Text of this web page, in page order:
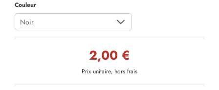
Couleur
Noir
2,00 €
Prix unitaire, hors frais